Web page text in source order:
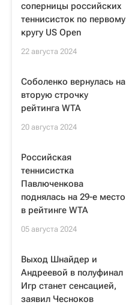
соперницы российских
теннисисток по первому
кругу US Open
22 августа 2024
Соболенко вернулась на
вторую строчку
рейтинга WTA
20 августа 2024
Российская
теннисистка
Павлюченкова
поднялась на 29-е место
в рейтинге WTA
05 августа 2024
Выход Шнайдер и
Андреевой в полуфинал
Игр станет сенсацией,
заявил Чесноков